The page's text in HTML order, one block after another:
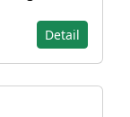
Detail